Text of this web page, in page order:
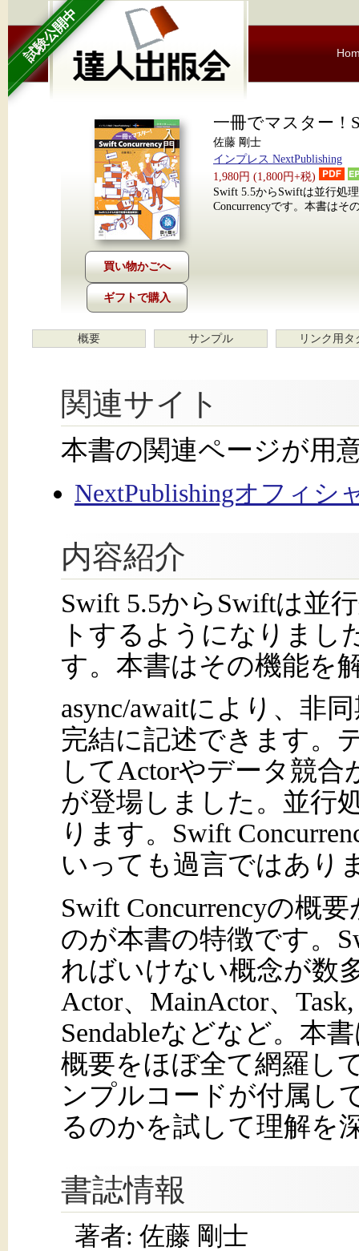
試験公開中
ギフトで購入
一冊でマスター！
佐藤 剛士
インプレス NextPublishing
1,980円 (1,800円+税)
Swift 5.5からSwiftは並行処
Concurrencyです。本書はそ
概要 サンプル リンク用タ
関連サイト
本書の関連ページが用
NextPublishingオフィシ
内容紹介
Swift 5.5からSwiftは並
トするようになりまし
す。本書はその機能を
async/awaitにより、非
完結に記述できます。
してActorやデータ競合
が登場しました。並行
ります。Swift
いっても過言ではあり
Swift Concurrencyの概
のが本書の特徴です。
ればいけない概念が数
Actor、MainActor、Task,
Sendableなどなど。本
概要をほぼ全て網羅し
ンプルコードが付属し
るのかを試して理解を
書誌情報
著者: 佐藤 剛士